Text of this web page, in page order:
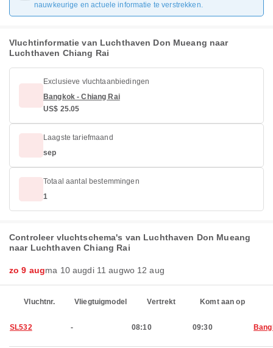
nauwkeurige en actuele informatie te verstrekken.
Vluchtinformatie van Luchthaven Don Mueang naar
Luchthaven Chiang Rai
Exclusieve vluchtaanbiedingen
Bangkok - Chiang Rai
US$ 25.05
Laagste tariefmaand
sep
Totaal aantal bestemmingen
1
Controleer vluchtschema's van Luchthaven Don Mueang
naar Luchthaven Chiang Rai
zo 9 augma 10 augdi 11 augwo 12 aug
Vluchtnr. Vliegtuigmodel Vertrekt Komt aan op
SL532 - 08:10 09:30